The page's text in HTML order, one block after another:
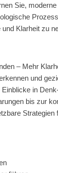
Sie,
Klarheit zu
– Mehr
und
in
bis zur
Strategien